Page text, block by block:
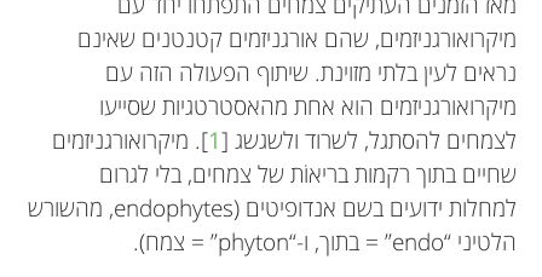
מיקרואורגניזמים, שהם אורגניזמים קטנטנים שאינם
נראים לעין בלתי מזוינת. שיתוף הפעולה הזה עם
מיקרואורגניזמים הוא אחת מהאסטרטגיות שסייעו
לצמחים להסתגל, לשרוד ולשגשג [1]. מיקרואורגניזמים
שחיים בתוך רקמות בריאוֹת של צמחים, בלי לגרום
למחלות ידועים בשם אנדופיטים (endophytes, מהשורש
הלטיני “endo” = בתוך, ו-“phyton” = צמח).